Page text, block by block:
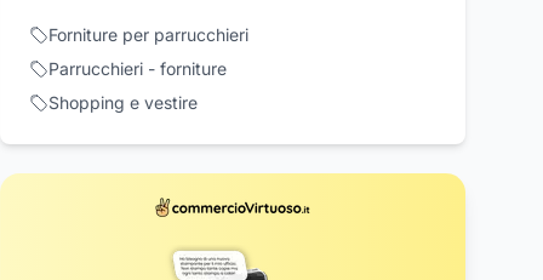
Forniture per parrucchieri
Parrucchieri - forniture
Shopping e vestire